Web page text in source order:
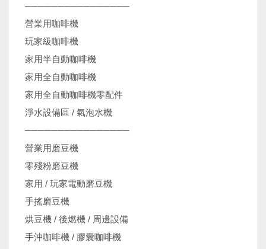
────────────────
營業用咖啡機
玩家級咖啡機
家用半自動咖啡機
家用全自動咖啡機
家用全自動咖啡機零配件
淨水設備區 / 氣泡水機
────────────────
營業用磨豆機
零殘粉磨豆機
家用 / 玩家電動磨豆機
手搖磨豆機
烘豆機 / 後燃機 / 周邊設備
手沖咖啡機 / 膠囊咖啡機